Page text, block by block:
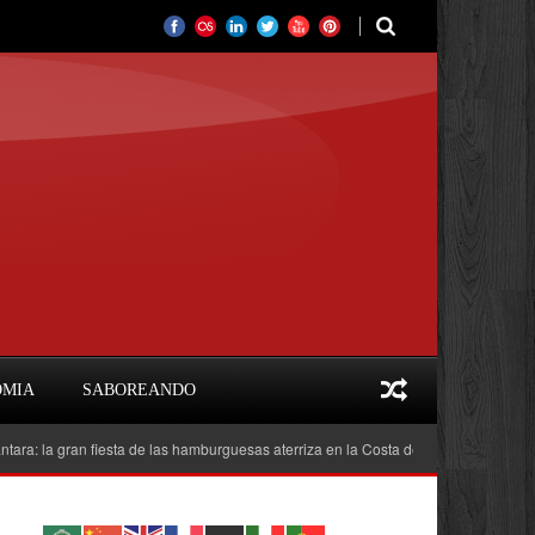
SABOREANDO
fiesta de las hamburguesas aterriza en la Costa del Sol